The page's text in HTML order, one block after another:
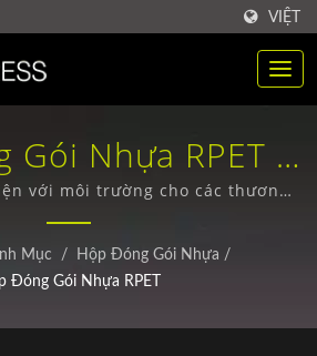
VIỆT
Gói Nhựa RPET /
Cấp Hộp Giấy
Vững Cho Doanh
Santa Press Co.,
Ltd.
với môi trường cho các thương
đóng gói giấy thân thiện với môi
chỉnh & Đặt hàng số lượng lớn
Mục / Hộp Đóng Gói Nhựa /
Đóng Gói Nhựa RPET